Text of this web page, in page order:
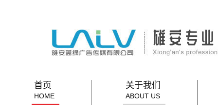
首页
HOME
关于我们
ABOUT US